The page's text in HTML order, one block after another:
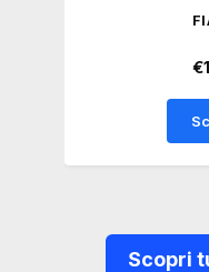
€
Scopri